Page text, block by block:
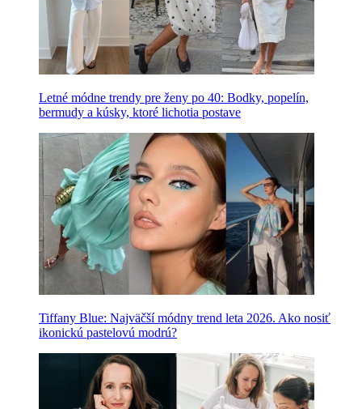
Letné módne trendy pre ženy po 40: Bodky, popelín,
bermudy a kúsky, ktoré lichotia postave
Tiffany Blue: Najväčší módny trend leta 2026. Ako nosiť
ikonickú pastelovú modrú?